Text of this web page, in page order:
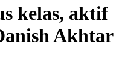
kelas, aktif
Akhtar